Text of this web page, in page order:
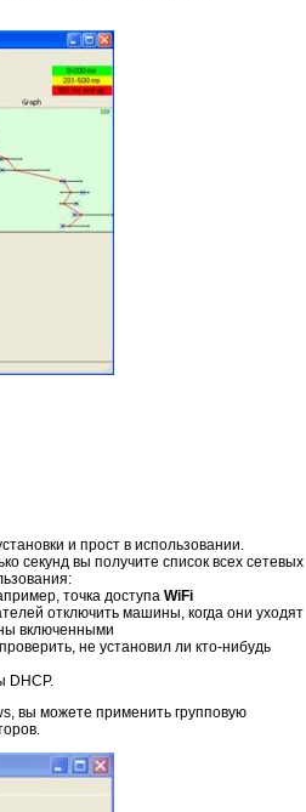
и прост в использовании.
секунд вы получите список всех сетевых
точка доступа WiFi
отключить машины, когда они уходят
включенными
не установил ли кто-нибудь
DHCP.
вы можете применить групповую